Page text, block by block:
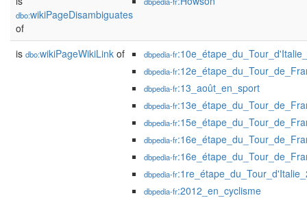
dbo:wikiPageDisambiguates
of
is dbo:wikiPageWikiLink of dbpedia-fr
dbpedia-fr
dbpedia-fr:13_août_en_sport
dbpedia-fr
dbpedia-fr
dbpedia-fr
dbpedia-fr
dbpedia-fr
dbpedia-fr:2012_en_cyclisme